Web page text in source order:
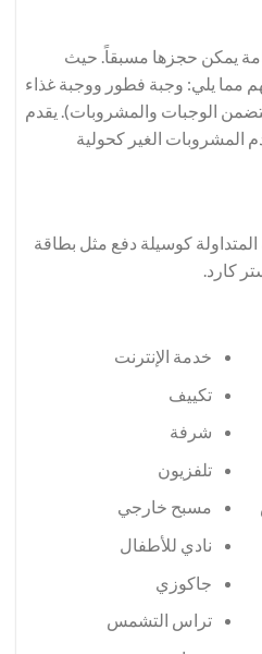
يمكن حجزها مسبقاً. حيث
مما يلي: وجبة فطور ووجبة غذاء
الوجبات والمشروبات). يقدم
المشروبات الغير كحولية
المتداولة كوسيلة دفع مثل بطاقة
كارد.
خدمة الإنترنت
تكييف
شرفة
تلفزيون
مسبح خارجي
نادي للأطفال
جاكوزي
تراس التشمس